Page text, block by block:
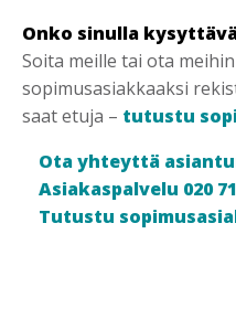
Onko sinulla
Soita meille tai ota
sopimusasiakkaaksi
saat etuja – tutustu
Ota yhteyttä
Asiakaspalvelu 020
Tutustu